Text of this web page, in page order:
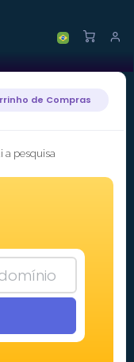
de Compras
a pesquisa